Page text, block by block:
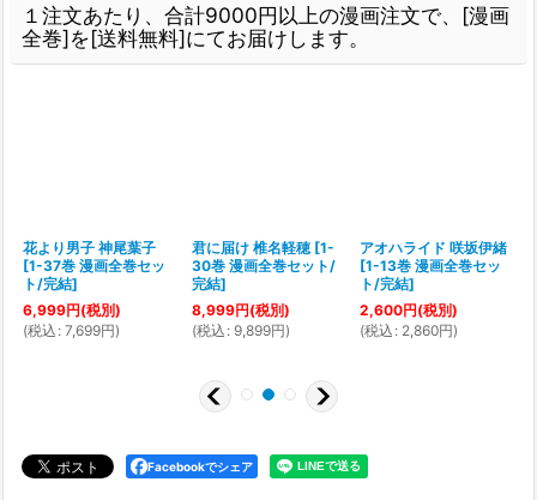
１注文あたり、合計9000円以上の漫画注文で、[漫画
全巻]を[送料無料]にてお届けします。
花より男子 神尾葉子
[1-37巻 漫画全巻セッ
ト/完結]
6,999円(税別)
(税込 : 7,699円)
君に届け 椎名軽穂 [1-
30巻 漫画全巻セット/
完結]
8,999円(税別)
(税込 : 9,899円)
アオハライド 咲坂伊緒
[1-13巻 漫画全巻セッ
ト/完結]
2,600円(税別)
(税込 : 2,860円)
Facebookでシェア